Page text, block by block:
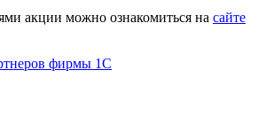
акции можно ознакомиться на сайте
фирмы 1С